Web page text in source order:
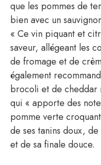
que les pommes de
bien avec un
« Ce vin piquant et
saveur, allégeant les
de fromage et de
également
brocoli et de cheddar
qui « apporte des
pomme verte
de ses tanins doux,
et de sa finale douce.